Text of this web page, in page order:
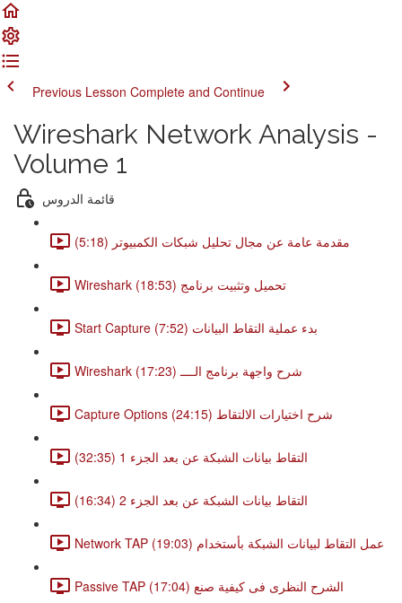
Previous Lesson Complete and Continue
Wireshark Network Analysis -
Volume 1
قائمة الدروس
مقدمة عامة عن مجال تحليل شبكات الكمبيوتر (5:18)
Wireshark تحميل وتثبيت برنامج (18:53)
Start Capture بدء عملية التقاط البيانات (7:52)
Wireshark شرح واجهة برنامج الــــ (17:23)
Capture Options شرح اختيارات الالتقاط (24:15)
التقاط بيانات الشبكة عن بعد الجزء 1 (32:35)
التقاط بيانات الشبكة عن بعد الجزء 2 (16:34)
Network TAP عمل التقاط لبيانات الشبكة بأستخدام (19:03)
Passive TAP الشرح النظرى فى كيفية صنع (17:04)